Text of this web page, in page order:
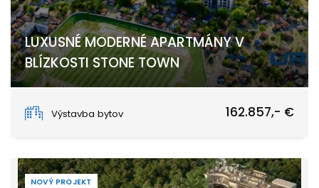
LUXUSNÉ MODERNÉ APARTMÁNY V
BLÍZKOSTI STONE TOWN
Výstavba bytov
162.857,- €
NOVÝ PROJEKT